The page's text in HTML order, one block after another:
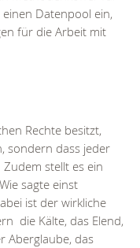
Datenpool ein,
für die Arbeit mit
Rechte besitzt,
sondern dass jeder
stellt es ein
sagte einst
ist der wirkliche
die Kälte, das Elend,
Aberglaube, das